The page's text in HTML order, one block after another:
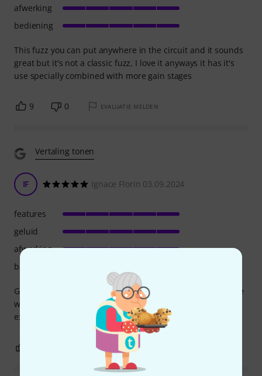
This fuzz you can put anywhere in the circuit and it sounds
great but it's not a classic fuzz, I love it anyways it has it's
use specially combined with more gain stages
afwerking
bediening
9 0 EVALUATIE MELDEN
Vertaling tonen
IF Ignace Florin 03.09.2024
Great pedal , responds very well on guitar volume and tone
which creates a large tonal variety from clean overdrive to
extreme fuzz.
features
geluid
afwerking
bediening
EVALUATIE MELDEN